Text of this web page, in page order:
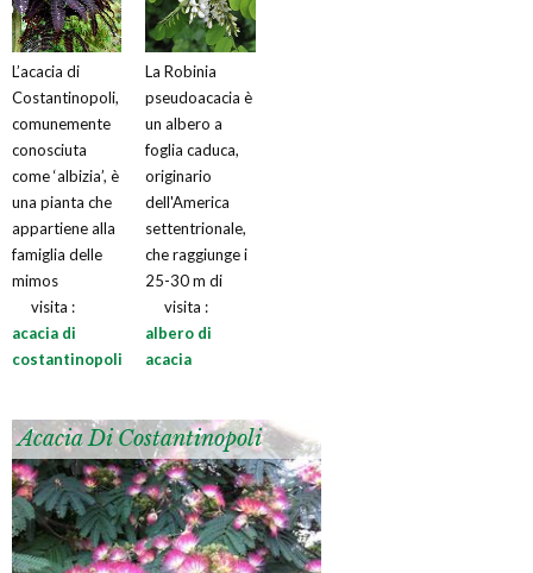
L’acacia di
Costantinopoli,
comunemente
conosciuta
come ‘albizia’, è
una pianta che
appartiene alla
famiglia delle
mimos
visita :
acacia di
costantinopoli
La Robinia
pseudoacacia è
un albero a
foglia caduca,
originario
dell'America
settentrionale,
che raggiunge i
25-30 m di
visita :
albero di
acacia
Acacia Di Costantinopoli